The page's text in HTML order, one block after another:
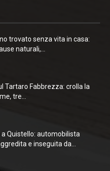
trovato senza vita in casa:
naturali,...
Tartaro Fabbrezza: crolla la
tre...
a Quistello: automobilista
e inseguita da...